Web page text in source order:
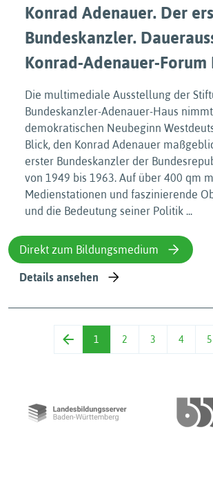
Konrad Adenauer. Der
Bundeskanzler.
Konrad-Adenauer-Forum
Die multimediale Ausstellung der
Bundeskanzler-Adenauer-Haus
demokratischen Neubeginn
Blick, den Konrad Adenauer
erster Bundeskanzler der
von 1949 bis 1963. Auf über 400 qm
Medienstationen und faszinierende
und die Bedeutung seiner Politik ...
Direkt zum Bildungsmedium
Details ansehen
1 2 3 4 5